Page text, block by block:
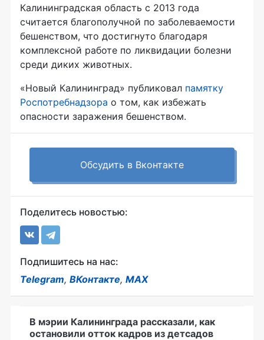
Калининградская область с 2013 года
считается благополучной по заболеваемости
бешенством, что достигнуто благодаря
комплексной работе по ликвидации болезни
среди диких животных.
«Новый Калининград» публиковал памятку
Роспотребнадзора о том, как избежать
опасности заражения бешенством.
Обсудить в Вконтакте
Поделитесь новостью:
Подпишитесь на нас:
Telegram, ВКонтакте, MAX
В мэрии Калининграда рассказали, как
остановили отток кадров из детсадов